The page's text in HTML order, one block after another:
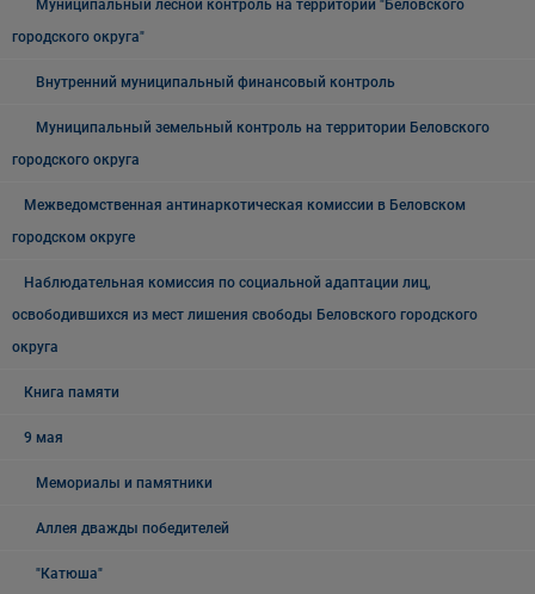
Муниципальный лесной контроль на территории "Беловского
городского округа"
Внутренний муниципальный финансовый контроль
Муниципальный земельный контроль на территории Беловского
городского округа
Межведомственная антинаркотическая комиссии в Беловском
городском округе
Наблюдательная комиссия по социальной адаптации лиц,
освободившихся из мест лишения свободы Беловского городского
округа
Книга памяти
9 мая
Мемориалы и памятники
Аллея дважды победителей
"Катюша"